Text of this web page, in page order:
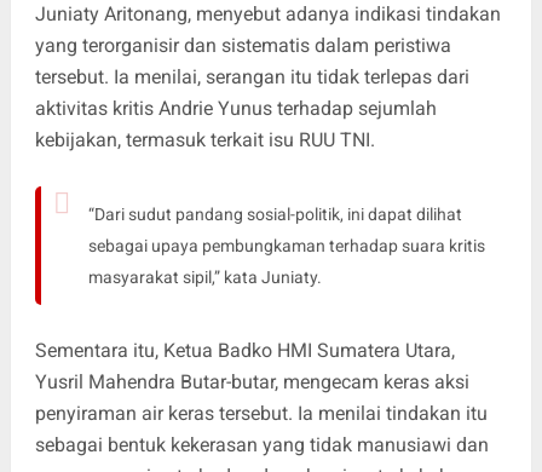
Juniaty Aritonang, menyebut adanya indikasi tindakan
yang terorganisir dan sistematis dalam peristiwa
tersebut. Ia menilai, serangan itu tidak terlepas dari
aktivitas kritis Andrie Yunus terhadap sejumlah
kebijakan, termasuk terkait isu RUU TNI.
“Dari sudut pandang sosial-politik, ini dapat dilihat
sebagai upaya pembungkaman terhadap suara kritis
masyarakat sipil,” kata Juniaty.
Sementara itu, Ketua Badko HMI Sumatera Utara,
Yusril Mahendra Butar-butar, mengecam keras aksi
penyiraman air keras tersebut. Ia menilai tindakan itu
sebagai bentuk kekerasan yang tidak manusiawi dan